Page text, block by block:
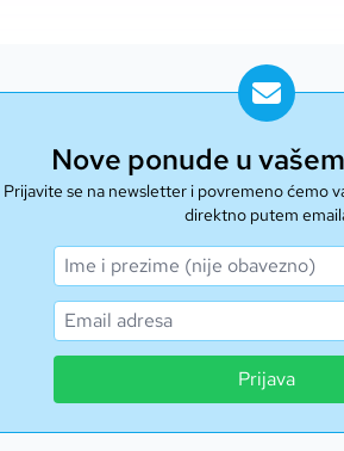
Nove ponude u
Prijavite se na newsletter i povremeno ćemo
direktno putem
Prijava